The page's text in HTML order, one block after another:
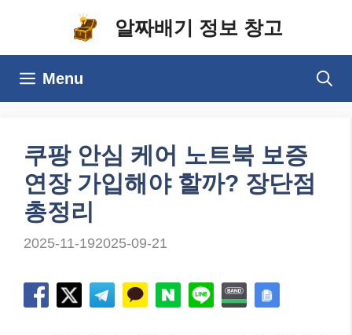
알짜배기 정보 창고
Menu
쿠팡 안심 케어 노트북 보증
연장 가입해야 할까? 장단점
총정리
2025-11-192025-09-21